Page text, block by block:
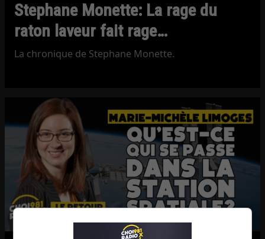
Stephane Monette: La rage du
raton laveur fait rage…
La chronique de Stephane Monette.